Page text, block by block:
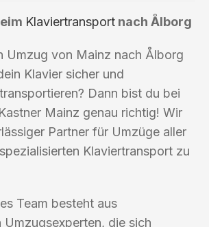
Klaviertransport nach Ålborg
Umzug von Mainz nach Ålborg
Klavier sicher und
Dann bist du bei
Mainz genau richtig! Wir
Partner für Umzüge aller
Klaviertransport zu
Team besteht aus
Umzugsexperten, die sich